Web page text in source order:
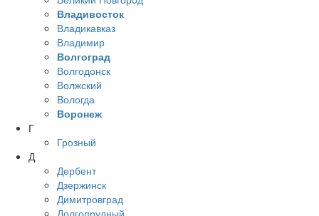
Владивосток
Владикавказ
Владимир
Волгоград
Волгодонск
Волжский
Вологда
Воронеж
Г
Грозный
Д
Дербент
Дзержинск
Димитровград